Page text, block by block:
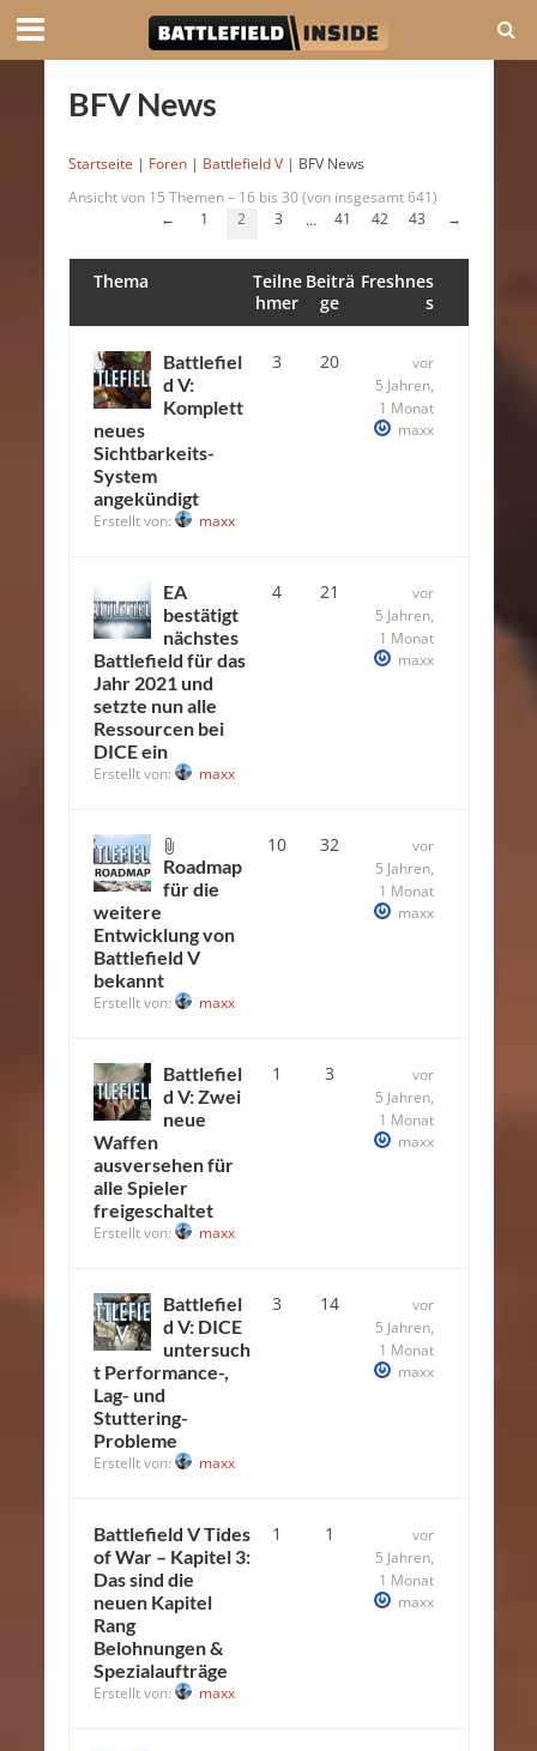
BFV News
Startseite | Foren | Battlefield V | BFV News
Ansicht von 15 Themen – 16 bis 30 (von insgesamt 641)
←
1 2 3 … 41 42 43 →
Thema
Teilne
hmer
Beiträ
ge
Freshnes
s
Battlefiel
d V:
Komplett
neues
Sichtbarkeits-
System
angekündigt
Erstellt von: maxx
3 20
vor
5 Jahren,
1 Monat
maxx
EA
bestätigt
nächstes
Battlefield für das
Jahr 2021 und
setzte nun alle
Ressourcen bei
DICE ein
Erstellt von: maxx
4 21
vor
5 Jahren,
1 Monat
maxx
Roadmap
für die
weitere
Entwicklung von
Battlefield V
bekannt
Erstellt von: maxx
10 32
vor
5 Jahren,
1 Monat
maxx
Battlefiel
d V: Zwei
neue
Waffen
ausversehen für
alle Spieler
freigeschaltet
Erstellt von: maxx
1 3
vor
5 Jahren,
1 Monat
maxx
Battlefiel
d V: DICE
untersuch
t Performance-,
Lag- und
Stuttering-
Probleme
Erstellt von: maxx
3 14
vor
5 Jahren,
1 Monat
maxx
Battlefield V Tides
of War – Kapitel 3:
Das sind die
neuen Kapitel
Rang
Belohnungen &
Spezialaufträge
Erstellt von: maxx
1 1
vor
5 Jahren,
1 Monat
maxx